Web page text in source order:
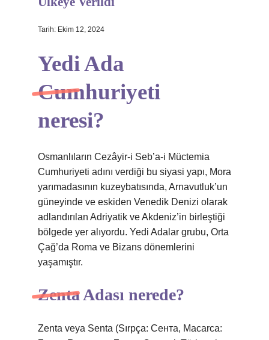
Tarih: Ekim 12, 2024
Yedi Ada
Cumhuriyeti
neresi?
Osmanlıların Cezâyir-i Seb’a-i Müctemia
Cumhuriyeti adını verdiği bu siyasi yapı, Mora
yarımadasının kuzeybatısında, Arnavutluk’un
güneyinde ve eskiden Venedik Denizi olarak
adlandırılan Adriyatik ve Akdeniz’in birleştiği
bölgede yer alıyordu. Yedi Adalar grubu, Orta
Çağ’da Roma ve Bizans dönemlerini
yaşamıştır.
Zenta Adası nerede?
Zenta veya Senta (Sırpça: Сента, Macarca: